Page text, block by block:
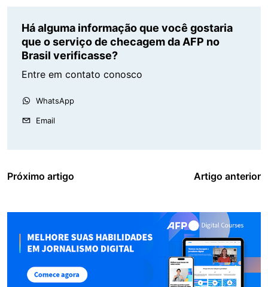
Há alguma informação que você gostaria
que o serviço de checagem da AFP no
Brasil verificasse?
Entre em contato conosco
WhatsApp
Email
Próximo artigo Artigo anterior